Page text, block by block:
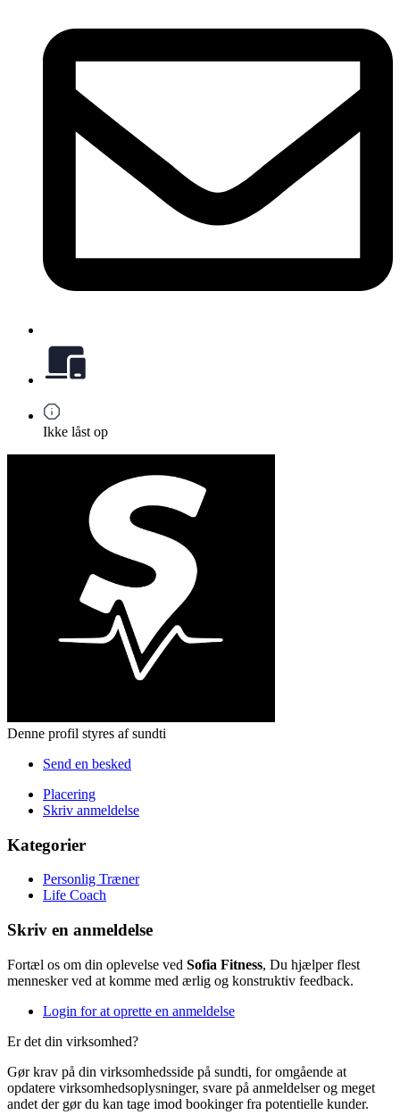
Ikke låst op
Denne profil styres af sundti
Send en besked
Placering
Skriv anmeldelse
Kategorier
Personlig Træner
Life Coach
Skriv en anmeldelse
Fortæl os om din oplevelse ved Sofia Fitness, Du hjælper flest
mennesker ved at komme med ærlig og konstruktiv feedback.
Login for at oprette en anmeldelse
Er det din virksomhed?
Gør krav på din virksomhedsside på sundti, for omgående at
opdatere virksomhedsoplysninger, svare på anmeldelser og meget
andet der gør du kan tage imod bookinger fra potentielle kunder.